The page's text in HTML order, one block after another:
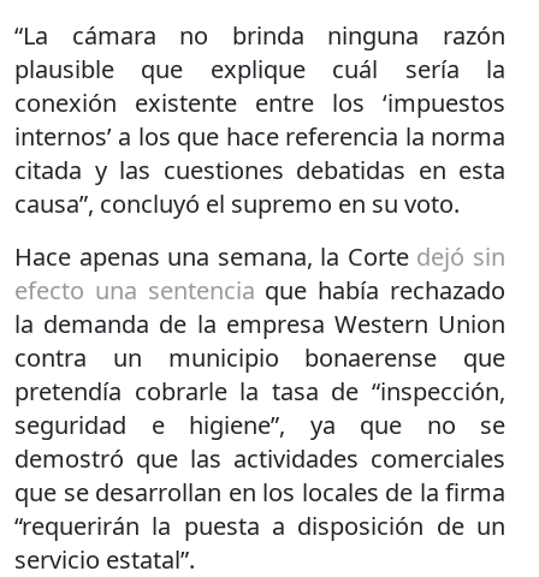
“La cámara no brinda ninguna razón
plausible que explique cuál sería la
conexión existente entre los ‘impuestos
internos’ a los que hace referencia la norma
citada y las cuestiones debatidas en esta
causa”, concluyó el supremo en su voto.
Hace apenas una semana, la Corte dejó sin
efecto una sentencia que había rechazado
la demanda de la empresa Western Union
contra un municipio bonaerense que
pretendía cobrarle la tasa de “inspección,
seguridad e higiene”, ya que no se
demostró que las actividades comerciales
que se desarrollan en los locales de la firma
“requerirán la puesta a disposición de un
servicio estatal”.